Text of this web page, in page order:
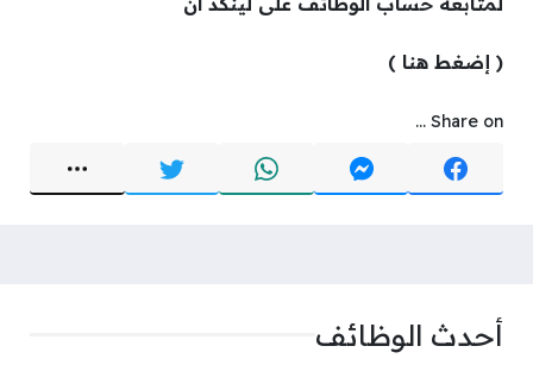
( إضغط هنا )
Share on ...
أحدث الوظائف